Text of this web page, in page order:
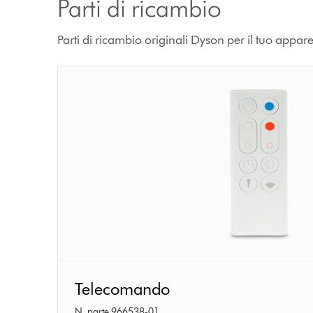
Parti di ricambio
Parti di ricambio originali Dyson per il tuo
Telecomando